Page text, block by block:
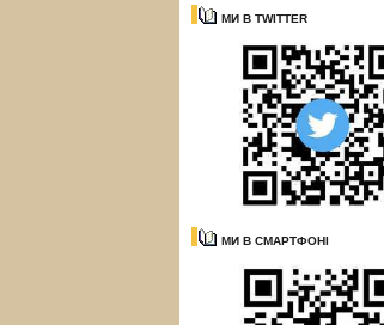
МИ В TWITTER
МИ В СМАРТФОНІ